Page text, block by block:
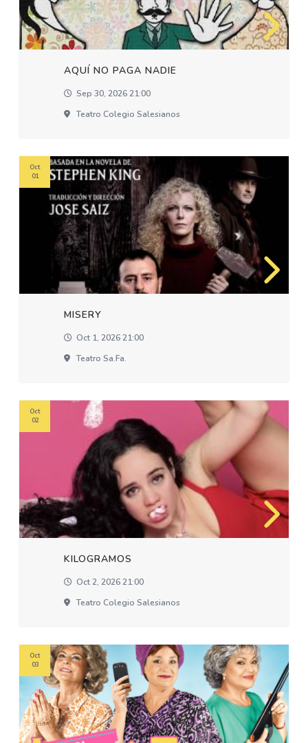
AQUÍ NO PAGA NADIE
Sep 30, 2026 21:00
Teatro Colegio Salesianos
MISERY
Oct 1, 2026 21:00
Teatro Sa.fa.
Oct
01
KILOGRAMOS
Oct 2, 2026 21:00
Teatro Colegio Salesianos
Oct
02
Oct
03